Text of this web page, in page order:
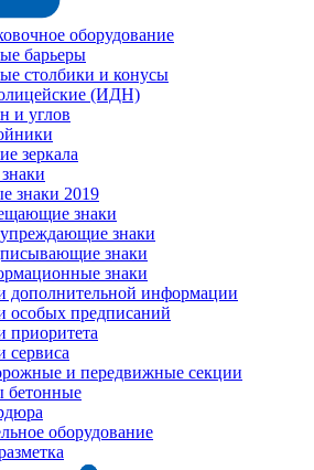
оборудование
барьеры
столбики и конусы
(ИДН)
и углов
зеркала
знаки 2019
знаки
знаки
знаки
знаки
дополнительной информации
особых предписаний
приоритета
сервиса
и передвижные секции
бетонные
оборудование